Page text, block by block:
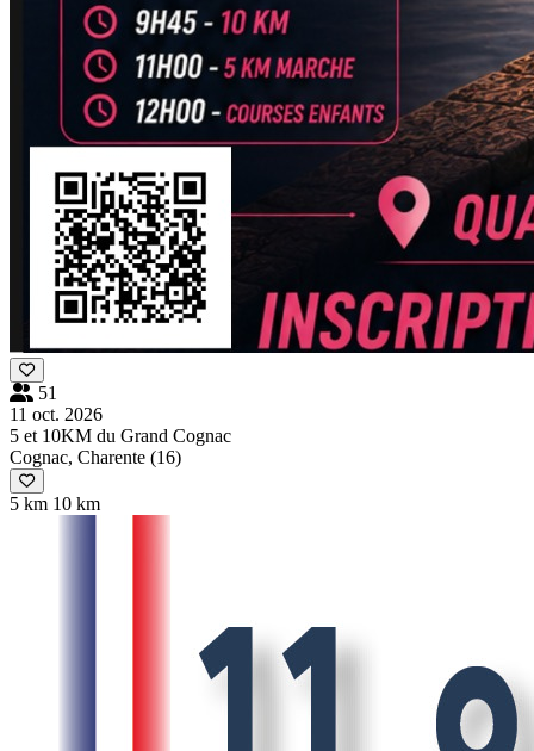
51
11 oct. 2026
5 et 10KM du Grand Cognac
Cognac, Charente (16)
5 km 10 km